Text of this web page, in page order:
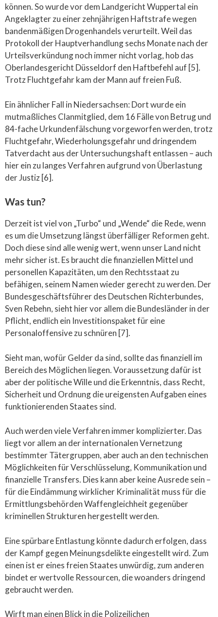
können. So wurde vor dem Landgericht Wuppertal ein
Angeklagter zu einer zehnjährigen Haftstrafe wegen
bandenmäßigen Drogenhandels verurteilt. Weil das
Protokoll der Hauptverhandlung sechs Monate nach der
Urteilsverkündung noch immer nicht vorlag, hob das
Oberlandesgericht Düsseldorf den Haftbefehl auf [5].
Trotz Fluchtgefahr kam der Mann auf freien Fuß.
Ein ähnlicher Fall in Niedersachsen: Dort wurde ein
mutmaßliches Clanmitglied, dem 16 Fälle von Betrug und
84-fache Urkundenfälschung vorgeworfen werden, trotz
Fluchtgefahr, Wiederholungsgefahr und dringendem
Tatverdacht aus der Untersuchungshaft entlassen – auch
hier ein zu langes Verfahren aufgrund von Überlastung
der Justiz [6].
Was tun?
Derzeit ist viel von „Turbo“ und „Wende“ die Rede, wenn
es um die Umsetzung längst überfälliger Reformen geht.
Doch diese sind alle wenig wert, wenn unser Land nicht
mehr sicher ist. Es braucht die finanziellen Mittel und
personellen Kapazitäten, um den Rechtsstaat zu
befähigen, seinem Namen wieder gerecht zu werden. Der
Bundesgeschäftsführer des Deutschen Richterbundes,
Sven Rebehn, sieht hier vor allem die Bundesländer in der
Pflicht, endlich ein Investitionspaket für eine
Personaloffensive zu schnüren [7].
Sieht man, wofür Gelder da sind, sollte das finanziell im
Bereich des Möglichen liegen. Voraussetzung dafür ist
aber der politische Wille und die Erkenntnis, dass Recht,
Sicherheit und Ordnung die ureigensten Aufgaben eines
funktionierenden Staates sind.
Auch werden viele Verfahren immer komplizierter. Das
liegt vor allem an der internationalen Vernetzung
bestimmter Tätergruppen, aber auch an den technischen
Möglichkeiten für Verschlüsselung, Kommunikation und
finanzielle Transfers. Dies kann aber keine Ausrede sein –
für die Eindämmung wirklicher Kriminalität muss für die
Ermittlungsbehörden Waffengleichheit gegenüber
kriminellen Strukturen hergestellt werden.
Eine spürbare Entlastung könnte dadurch erfolgen, dass
der Kampf gegen Meinungsdelikte eingestellt wird. Zum
einen ist er eines freien Staates unwürdig, zum anderen
bindet er wertvolle Ressourcen, die woanders dringend
gebraucht werden.
Wirft man einen Blick in die Polizeilichen